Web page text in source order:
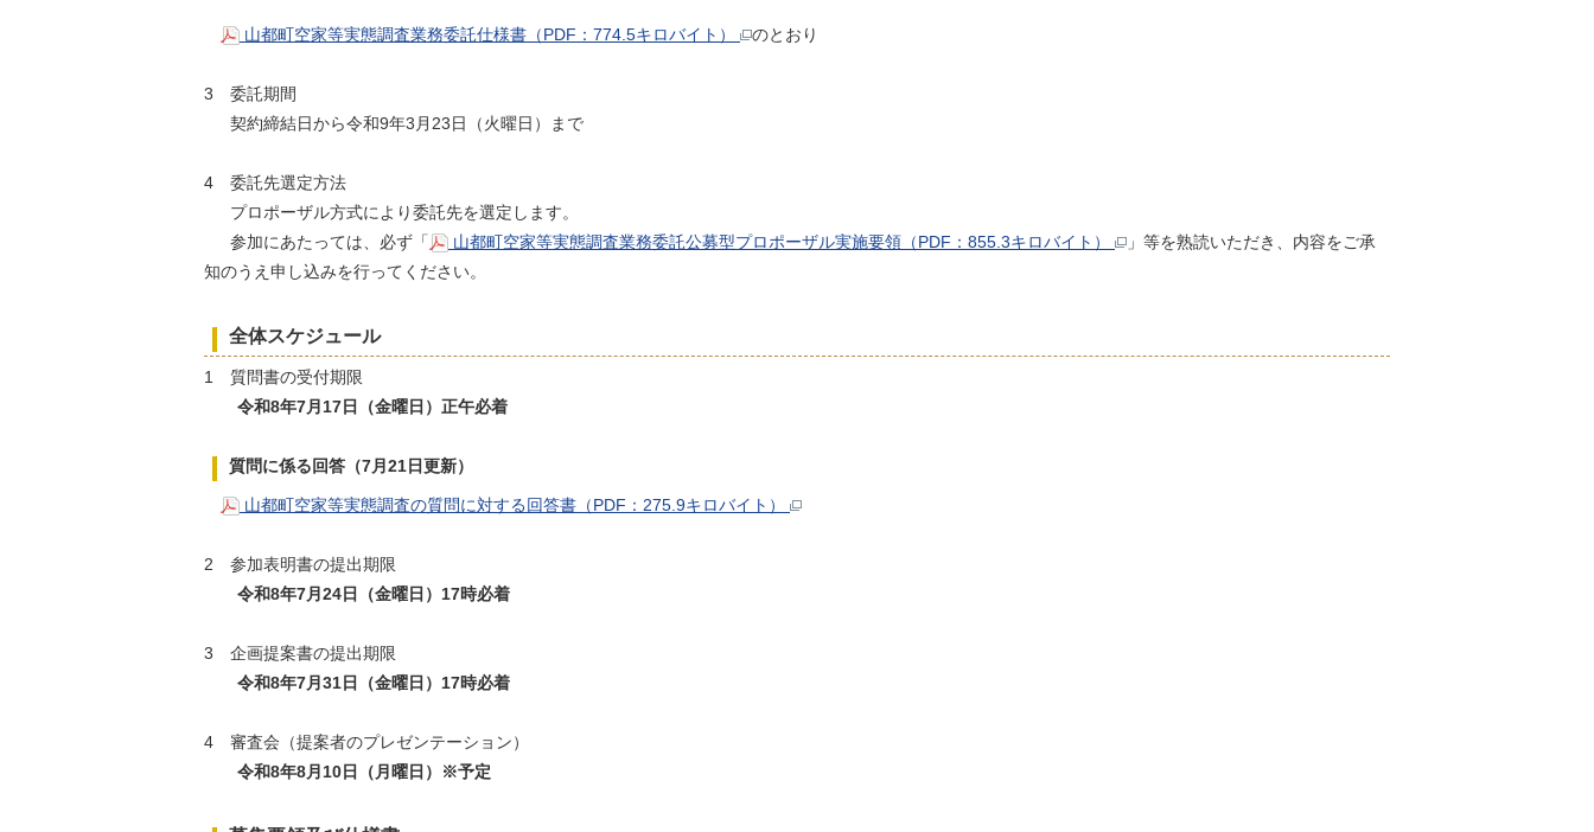
山都町空家等実態調査業務委託仕様書（PDF：774.5キロバイト） のとおり
3 委託期間
契約締結日から令和9年3月23日（火曜日）まで
4 委託先選定方法
プロポーザル方式により委託先を選定します。
参加にあたっては、必ず「
山都町空家等実態調査業務委託公募型プロポーザル実施要領（PDF：855.3キロバイト）
」等を熟読いただき、内容をご承
知のうえ申し込みを行ってください。
全体スケジュール
1 質問書の受付期限
令和8年7月17日（金曜日）正午必着
質問に係る回答（7月21日更新）
山都町空家等実態調査の質問に対する回答書（PDF：275.9キロバイト）
2 参加表明書の提出期限
令和8年7月24日（金曜日）17時必着
3 企画提案書の提出期限
令和8年7月31日（金曜日）17時必着
4 審査会（提案者のプレゼンテーション）
令和8年8月10日（月曜日）※予定